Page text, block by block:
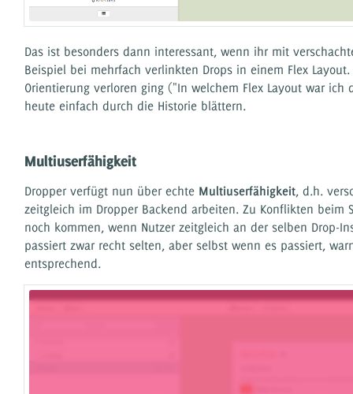
Das ist besonders dann interessant, wenn ihr mit
Beispiel bei mehrfach verlinkten Drops in einem Flex
Orientierung verloren ging ("In welchem Flex Layout war
heute einfach durch die Historie blättern.
Multiuserfähigkeit
Dropper verfügt nun über echte Multiuserfähigkeit, d.h.
zeitgleich im Dropper Backend arbeiten. Zu Konflikten beim
noch kommen, wenn Nutzer zeitgleich an der selben Drop-
passiert zwar recht selten, aber selbst wenn es passiert,
entsprechend.